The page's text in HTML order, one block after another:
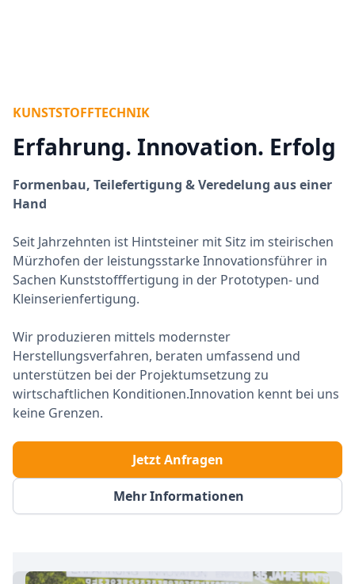
KUNSTSTOFFTECHNIK
Erfahrung. Innovation. Erfolg
Formenbau, Teilefertigung & Veredelung aus einer
Hand
Seit Jahrzehnten ist Hintsteiner mit Sitz im steirischen
Mürzhofen der leistungsstarke Innovationsführer in
Sachen Kunststofffertigung in der Prototypen- und
Kleinserienfertigung.
Wir produzieren mittels modernster
Herstellungsverfahren, beraten umfassend und
unterstützen bei der Projektumsetzung zu
wirtschaftlichen Konditionen.Innovation kennt bei uns
keine Grenzen.
Mehr Informationen
Jetzt Anfragen